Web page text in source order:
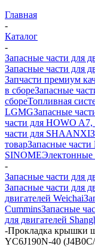
Главная
-
Каталог
-
Запасные части для
Запасные части для
Запчасти премиум
в сбореЗапасные
сбореТопливная
LGMGЗапасные
части для HOWO
части для SHAANXI
товарЗапасные части
SINOMEЭлектонные
-
Запасные части для
Запасные части для
двигателей Weichai
CumminsЗапасные
для двигателей
-Прокладка крышки
YC6J190N-40